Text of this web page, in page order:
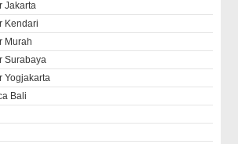
Jakarta
Kendari
Murah
Surabaya
Yogjakarta
Bali